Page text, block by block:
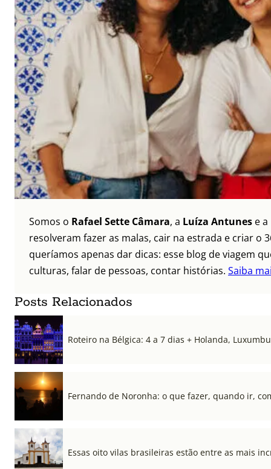
Somos o Rafael Sette Câmara, a Luíza Antunes e a
resolveram fazer as malas, cair na estrada e criar o
queríamos apenas dar dicas: esse blog de viagem
culturas, falar de pessoas, contar histórias. Saiba
Posts Relacionados
Roteiro na Bélgica: 4 a 7 dias + Holanda,
Fernando de Noronha: o que fazer, quando ir,
Essas oito vilas brasileiras estão entre as mais